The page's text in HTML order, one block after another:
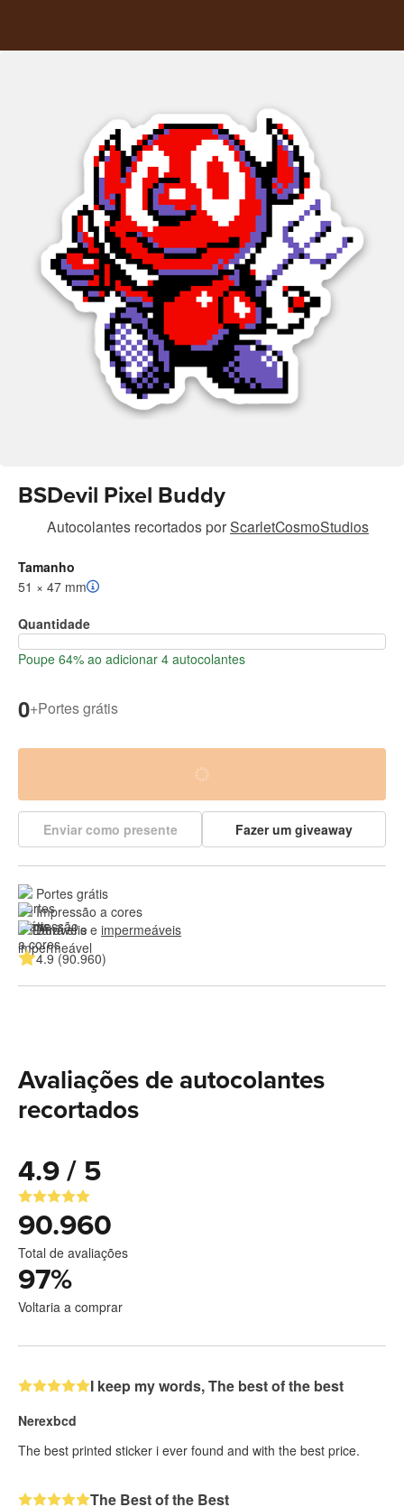
BSDevil Pixel Buddy
Autocolantes recortadosporScarletCosmoStudios
Tamanho
51 × 47 mm
Quantidade
Poupe 64% ao adicionar 4 autocolantes
0+Portes grátis
Enviar como presente Fazer um giveaway
Portes grátis
Impressão a cores
Duráveis e impermeáveis
4.9 (90.960)
Avaliações de autocolantes
recortados
4.9 / 5
90.960
Total de avaliações
97%
Voltaria a comprar
I keep my words, The best of the best
Nerexbcd
The best printed sticker i ever found and with the best price.
The Best of the Best